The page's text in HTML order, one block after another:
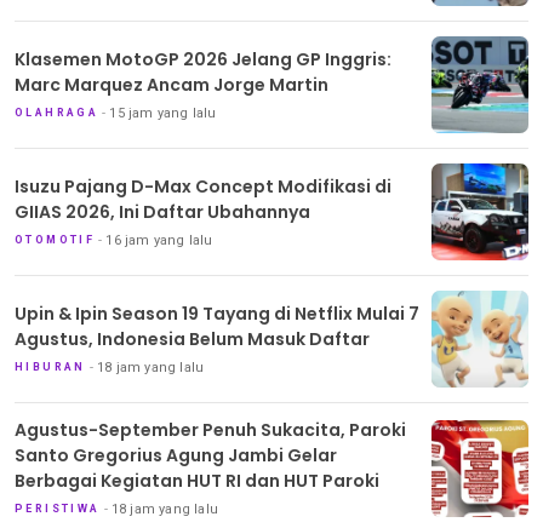
Klasemen MotoGP 2026 Jelang GP Inggris:
Marc Marquez Ancam Jorge Martin
OLAHRAGA 15 jam yang lalu
Isuzu Pajang D-Max Concept Modifikasi di
GIIAS 2026, Ini Daftar Ubahannya
OTOMOTIF 16 jam yang lalu
Upin & Ipin Season 19 Tayang di Netflix Mulai 7
Agustus, Indonesia Belum Masuk Daftar
HIBURAN 18 jam yang lalu
Agustus-September Penuh Sukacita, Paroki
Santo Gregorius Agung Jambi Gelar
Berbagai Kegiatan HUT RI dan HUT Paroki
PERISTIWA 18 jam yang lalu